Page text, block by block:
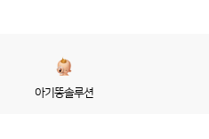
아기똥솔루션